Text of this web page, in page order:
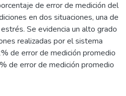
de error de medición del
en dos situaciones, una de
Se evidencia un alto grado
realizadas por el sistema
de error de medición promedio
de error de medición promedio